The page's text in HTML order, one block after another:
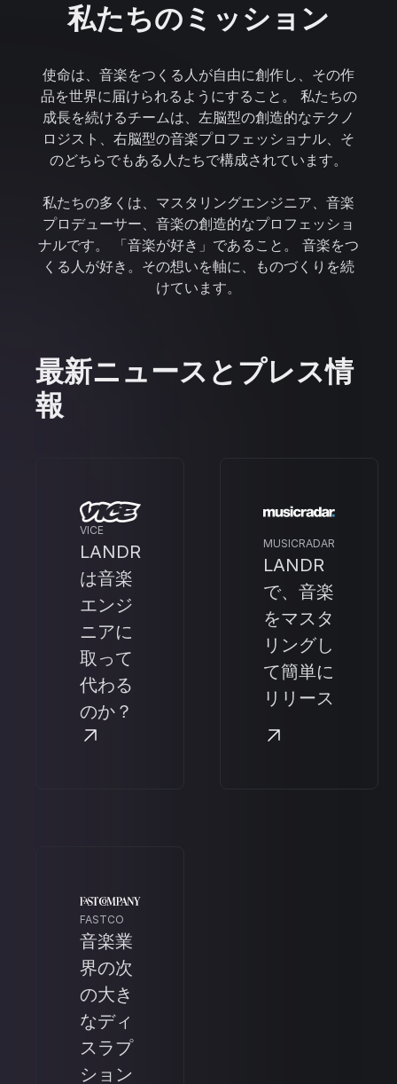
私たちのミッション
使命は、音楽をつくる人が自由に創作し、その作
品を世界に届けられるようにすること。 私たちの
成長を続けるチームは、左脳型の創造的なテクノ
ロジスト、右脳型の音楽プロフェッショナル、そ
のどちらでもある人たちで構成されています。
私たちの多くは、マスタリングエンジニア、音楽
プロデューサー、音楽の創造的なプロフェッショ
ナルです。 「音楽が好き」であること。 音楽をつ
くる人が好き。その想いを軸に、ものづくりを続
けています。
最新ニュースとプレス情
報
VICE
LANDR
は音楽
エンジ
ニアに
取って
代わる
のか？
MUSICRADAR
LANDR
で、音楽
をマスタ
リングし
て簡単に
リリース
FASTCO
音楽業
界の次
の大き
なディ
スラプ
ション